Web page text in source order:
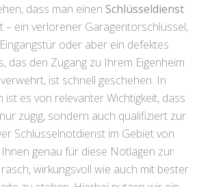
dass man einen Schlüsseldienst
– ein verlorener Garagentorschlüssel,
oder aber ein defektes
das den Zugang zu Ihrem Eigenheim
ist schnell geschehen. In
ist es von relevanter Wichtigkeit, dass
zügig, sondern auch qualifiziert zur
Schlüsselnotdienst im Gebiet von
genau für diese Notlagen zur
wirkungsvoll wie auch mit bester